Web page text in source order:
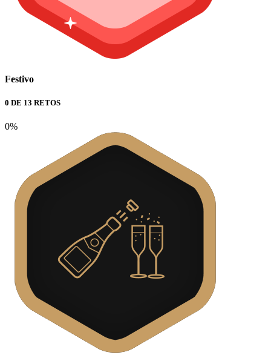
Festivo
0 DE 13 RETOS
0%